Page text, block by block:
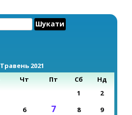
Травень 2021
Чт Пт Сб
Нд
1
2
6 7 8
9